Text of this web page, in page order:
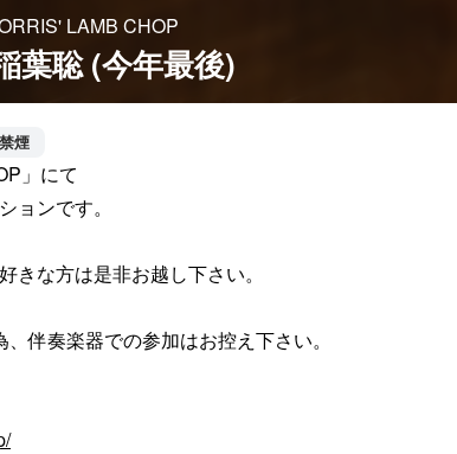
LAMB CHOP
葉聡 (今年最後)
煙
」にて
ョンです。
きな方は是非お越し下さい。
伴奏楽器での参加はお控え下さい。